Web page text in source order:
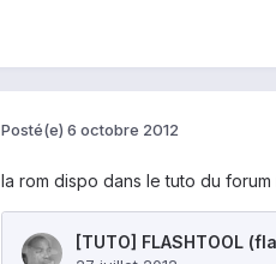
Posté(e) 6 octobre 2012
la rom dispo dans le tuto du